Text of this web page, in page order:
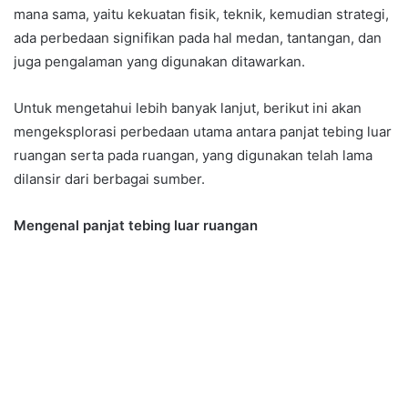
mana sama, yaitu kekuatan fisik, teknik, kemudian strategi,
ada perbedaan signifikan pada hal medan, tantangan, dan
juga pengalaman yang digunakan ditawarkan.
Untuk mengetahui lebih banyak lanjut, berikut ini akan
mengeksplorasi perbedaan utama antara panjat tebing luar
ruangan serta pada ruangan, yang digunakan telah lama
dilansir dari berbagai sumber.
Mengenal panjat tebing luar ruangan